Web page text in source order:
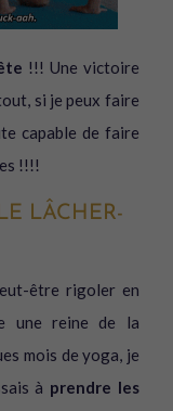
!!! Une victoire
si je peux faire
capable de faire
!!!!
LÂCHER-
être rigoler en
une reine de la
mois de yoga, je
à prendre les